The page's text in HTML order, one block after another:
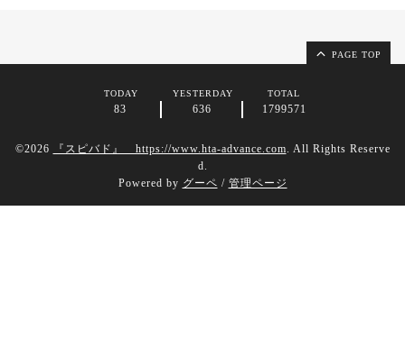
PAGE TOP
TODAY
83
YESTERDAY
636
TOTAL
1799571
©2026 『スピバド』 https://www.hta-advance.com. All Rights Reserve
d.
Powered by グーペ / 管理ページ